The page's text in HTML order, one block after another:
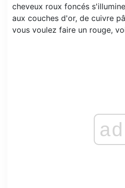
cheveux roux foncés
aux couches d'or, de cuivre
vous voulez faire un rouge,
ad